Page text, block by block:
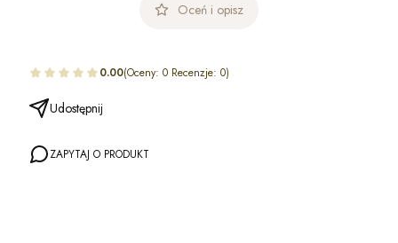
Oceń i opisz
0.00(Oceny: 0 Recenzje: 0)
Udostępnij
ZAPYTAJ O PRODUKT